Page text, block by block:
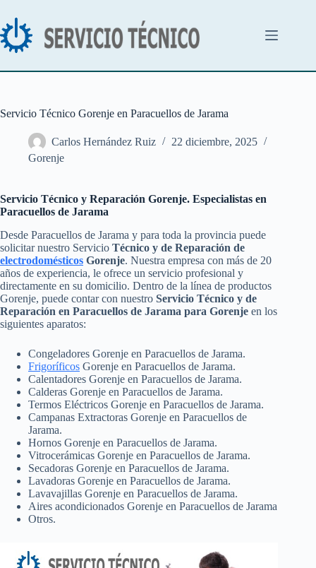
contenido
Servicio Técnico Gorenje en Paracuellos de Jarama
Carlos Hernández Ruiz
22 diciembre, 2025
Gorenje
Servicio Técnico y Reparación Gorenje. Especialistas en
Paracuellos de Jarama
Desde Paracuellos de Jarama y para toda la provincia puede
solicitar nuestro Servicio Técnico y de Reparación de
electrodomésticos Gorenje. Nuestra empresa con más de 20
años de experiencia, le ofrece un servicio profesional y
directamente en su domicilio. Dentro de la línea de productos
Gorenje, puede contar con nuestro Servicio Técnico y de
Reparación en Paracuellos de Jarama para Gorenje en los
siguientes aparatos:
Congeladores Gorenje en Paracuellos de Jarama.
Frigoríficos Gorenje en Paracuellos de Jarama.
Calentadores Gorenje en Paracuellos de Jarama.
Calderas Gorenje en Paracuellos de Jarama.
Termos Eléctricos Gorenje en Paracuellos de Jarama.
Campanas Extractoras Gorenje en Paracuellos de
Jarama.
Hornos Gorenje en Paracuellos de Jarama.
Vitrocerámicas Gorenje en Paracuellos de Jarama.
Secadoras Gorenje en Paracuellos de Jarama.
Lavadoras Gorenje en Paracuellos de Jarama.
Lavavajillas Gorenje en Paracuellos de Jarama.
Aires acondicionados Gorenje en Paracuellos de Jarama
Otros.